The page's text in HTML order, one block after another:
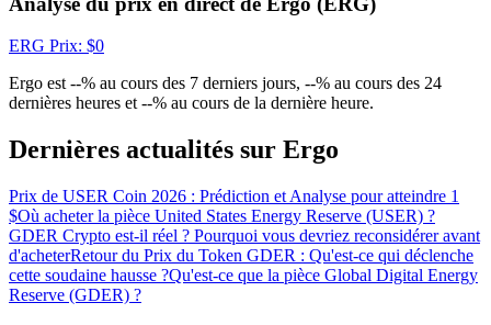
Se connecterS'inscrire
ERG Prix: $0
Ergo est --% au cours des 7 derniers jours, --% au cours des 24
dernières heures et --% au cours de la dernière heure.
Dernières actualités sur Ergo
Prix de USER Coin 2026 : Prédiction et Analyse pour atteindre 1
$Où acheter la pièce United States Energy Reserve (USER) ?
GDER Crypto est-il réel ? Pourquoi vous devriez reconsidérer avant
d'acheterRetour du Prix du Token GDER : Qu'est-ce qui déclenche
cette soudaine hausse ?Qu'est-ce que la pièce Global Digital Energy
Reserve (GDER) ?